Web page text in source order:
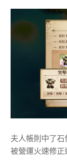
夫人帳則中了
被營運火速修